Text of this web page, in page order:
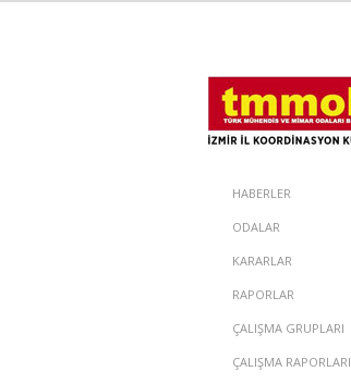
HABERLER
ODALAR
KARARLAR
RAPORLAR
ÇALIŞMA GRUPLARI
ÇALIŞMA RAPORLARI